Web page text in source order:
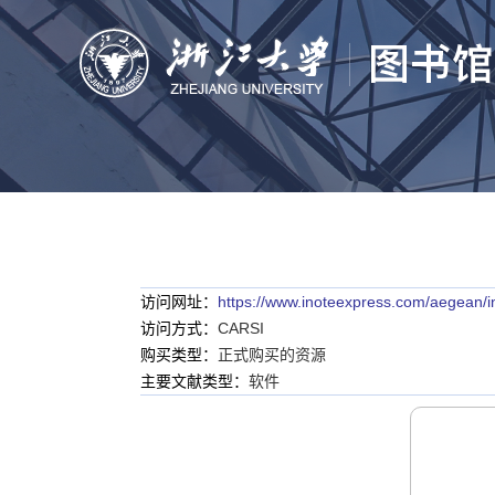
访问网址： https://www.inoteexpress.com/
访问方式： CARSI
购买类型： 正式购买的资源
主要文献类型： 软件